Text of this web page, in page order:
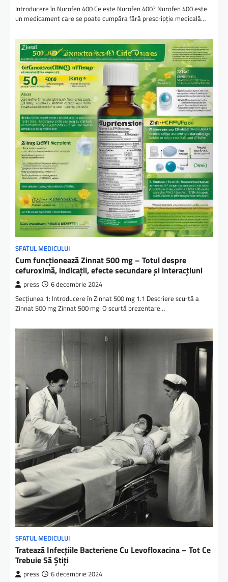
Introducere în Nurofen 400 Ce este Nurofen 400? Nurofen 400 este
un medicament care se poate cumpăra fără prescripție medicală…
SFATUL MEDICULUI
Cum funcționează Zinnat 500 mg – Totul despre
cefuroximă, indicații, efecte secundare și interacțiuni
press 6 decembrie 2024
Secțiunea 1: Introducere în Zinnat 500 mg 1.1 Descriere scurtă a
Zinnat 500 mg Zinnat 500 mg: O scurtă prezentare…
SFATUL MEDICULUI
Tratează Infecțiile Bacteriene Cu Levofloxacina – Tot Ce
Trebuie Să Știți
press 6 decembrie 2024